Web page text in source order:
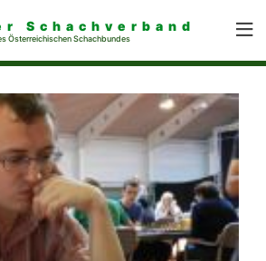
Schachverband
Österreichischen Schachbundes